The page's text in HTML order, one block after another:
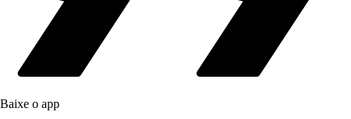
Baixe o app